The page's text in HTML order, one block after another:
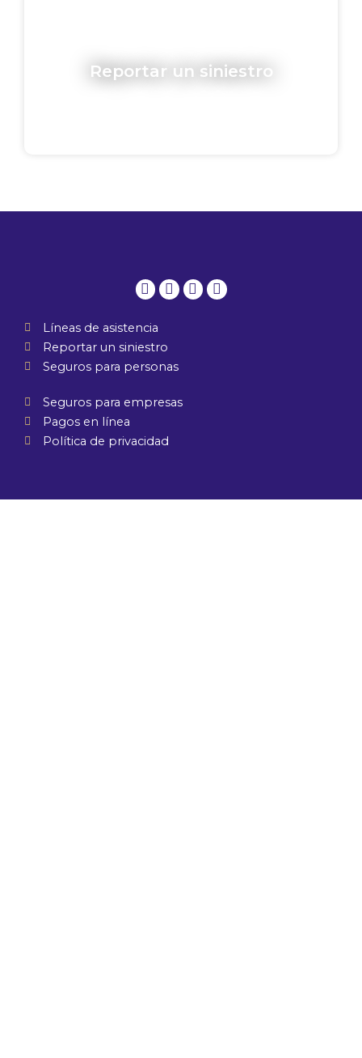
Reportar un siniestro
Whatsapp
Phone-
alt
Envelope
Instagram
Líneas de asistencia
Reportar un siniestro
Seguros para personas
Seguros para empresas
Pagos en línea
Política de privacidad